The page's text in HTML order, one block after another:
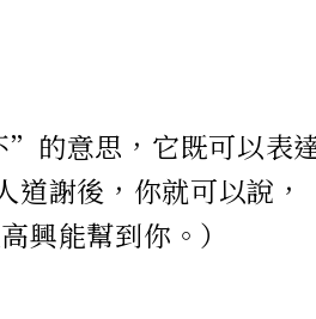
的意思，它既可以表
道謝後，你就可以說
能幫到你。）